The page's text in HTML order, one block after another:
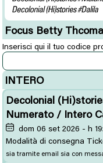
Focus Betty
Inserisci qui il tuo codice
INTERO
Decolonial
Numerato / Intero
dom 06 set 2026 - h
Modalità di consegna
sia tramite email sia con